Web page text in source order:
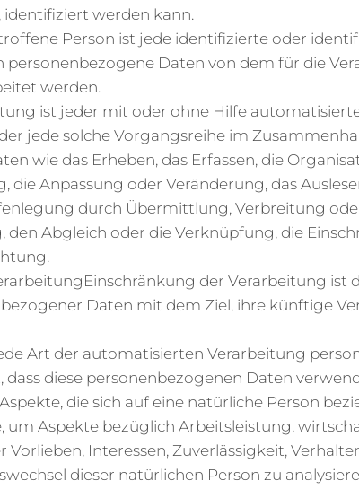
identifiziert werden kann.
Person ist jede identifizierte oder
personenbezogene Daten von dem für die
werden.
ist jeder mit oder ohne Hilfe
jede solche Vorgangsreihe im
wie das Erheben, das Erfassen, die
die Anpassung oder Veränderung, das
durch Übermittlung, Verbreitung
Abgleich oder die Verknüpfung, die
der Verarbeitung ist
Daten mit dem Ziel, ihre künftige
Art der automatisierten Verarbeitung
dass diese personenbezogenen Daten
die sich auf eine natürliche Person
um Aspekte bezüglich Arbeitsleistung,
Vorlieben, Interessen, Zuverlässigkeit,
dieser natürlichen Person zu